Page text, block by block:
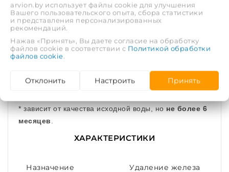
Типоразмер Big Blue 20 дюймов (h - 508 мм ± 1
мм)
Рабочая температура от +2° до +35° С
Рекомендуемая скорость фильтрации до 15 л/
Ресурс* до 12000 литров
* зависит от качества исходной воды, ноне более 6
месяцев
ХАРАКТЕРИСТИКИ
Назначение Удаление железа
arvion.by использует файлы cookie для улучшения
Вашего пользовательского опыта, сбора статистики
и представления персонализированных
рекомендаций.
Нажав «Принять», Вы даете согласие на обработку
файлов cookie в соответствии с Политикой обработки
файлов cookie.
Отклонить Настроить Принять